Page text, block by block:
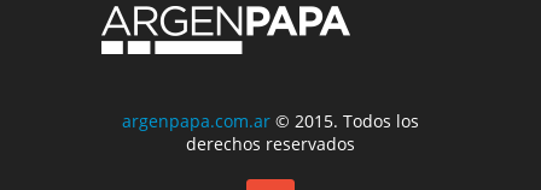
argenpapa.com.ar © 2015. Todos los
derechos reservados